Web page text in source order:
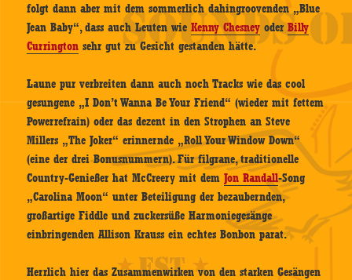
folgt dann aber mit dem sommerlich dahingroovenden „Blue
Jean Baby“, dass auch Leuten wieKenny Chesney oderBilly
Currington sehr gut zu Gesicht gestanden hätte.
Laune pur verbreiten dann auch noch Tracks wie das cool
gesungene „I Don’t Wanna Be Your Friend“ (wieder mit fettem
Powerrefrain) oder das dezent in den Strophen an Steve
Millers „The Joker“ erinnernde „Roll Your Window Down“
(eine der drei Bonusnummern). Für filgrane, traditionelle
Country-Genießer hat McCreery mit demJon Randall-Song
„Carolina Moon“ unter Beteiligung der bezaubernden,
großartige Fiddle und zuckersüße Harmoniegesänge
einbringenden Allison Krauss ein echtes Bonbon parat.
Herrlich hier das Zusammenwirken von den starken Gesängen